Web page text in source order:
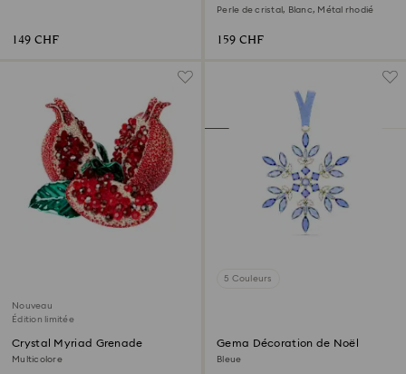
149 CHF
Perle de cristal, Blanc, Métal rhodié
159 CHF
Nouveau
Édition limitée
Crystal Myriad Grenade
Multicolore
5 Couleurs
Gema Décoration de Noël
Bleue